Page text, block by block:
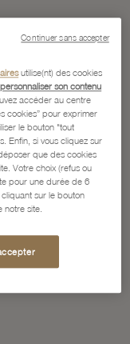
utilise(nt) des cookies
son contenu
accéder au centre
cookies” pour exprimer
le bouton "tout
Enfin, si vous cliquez sur
que des cookies
Votre choix (refus ou
pour une durée de 6
sur le bouton
notre site.
Continuer sans accepter